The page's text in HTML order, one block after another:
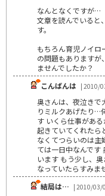
なんとなくですが…
文章を読んでいると
す。
もちろん育児ノイロ
の問題もありますが
ませんでしたか？
こんばんは | 2010/
奥さんは、夜泣きで
りミルクあげたり…
す いくら仕事があ
起きていてくれたら
なくてつらいのは主
ては一日中なんです
います もう少し、
なっていたらすみま
結局は… | 2010/03/